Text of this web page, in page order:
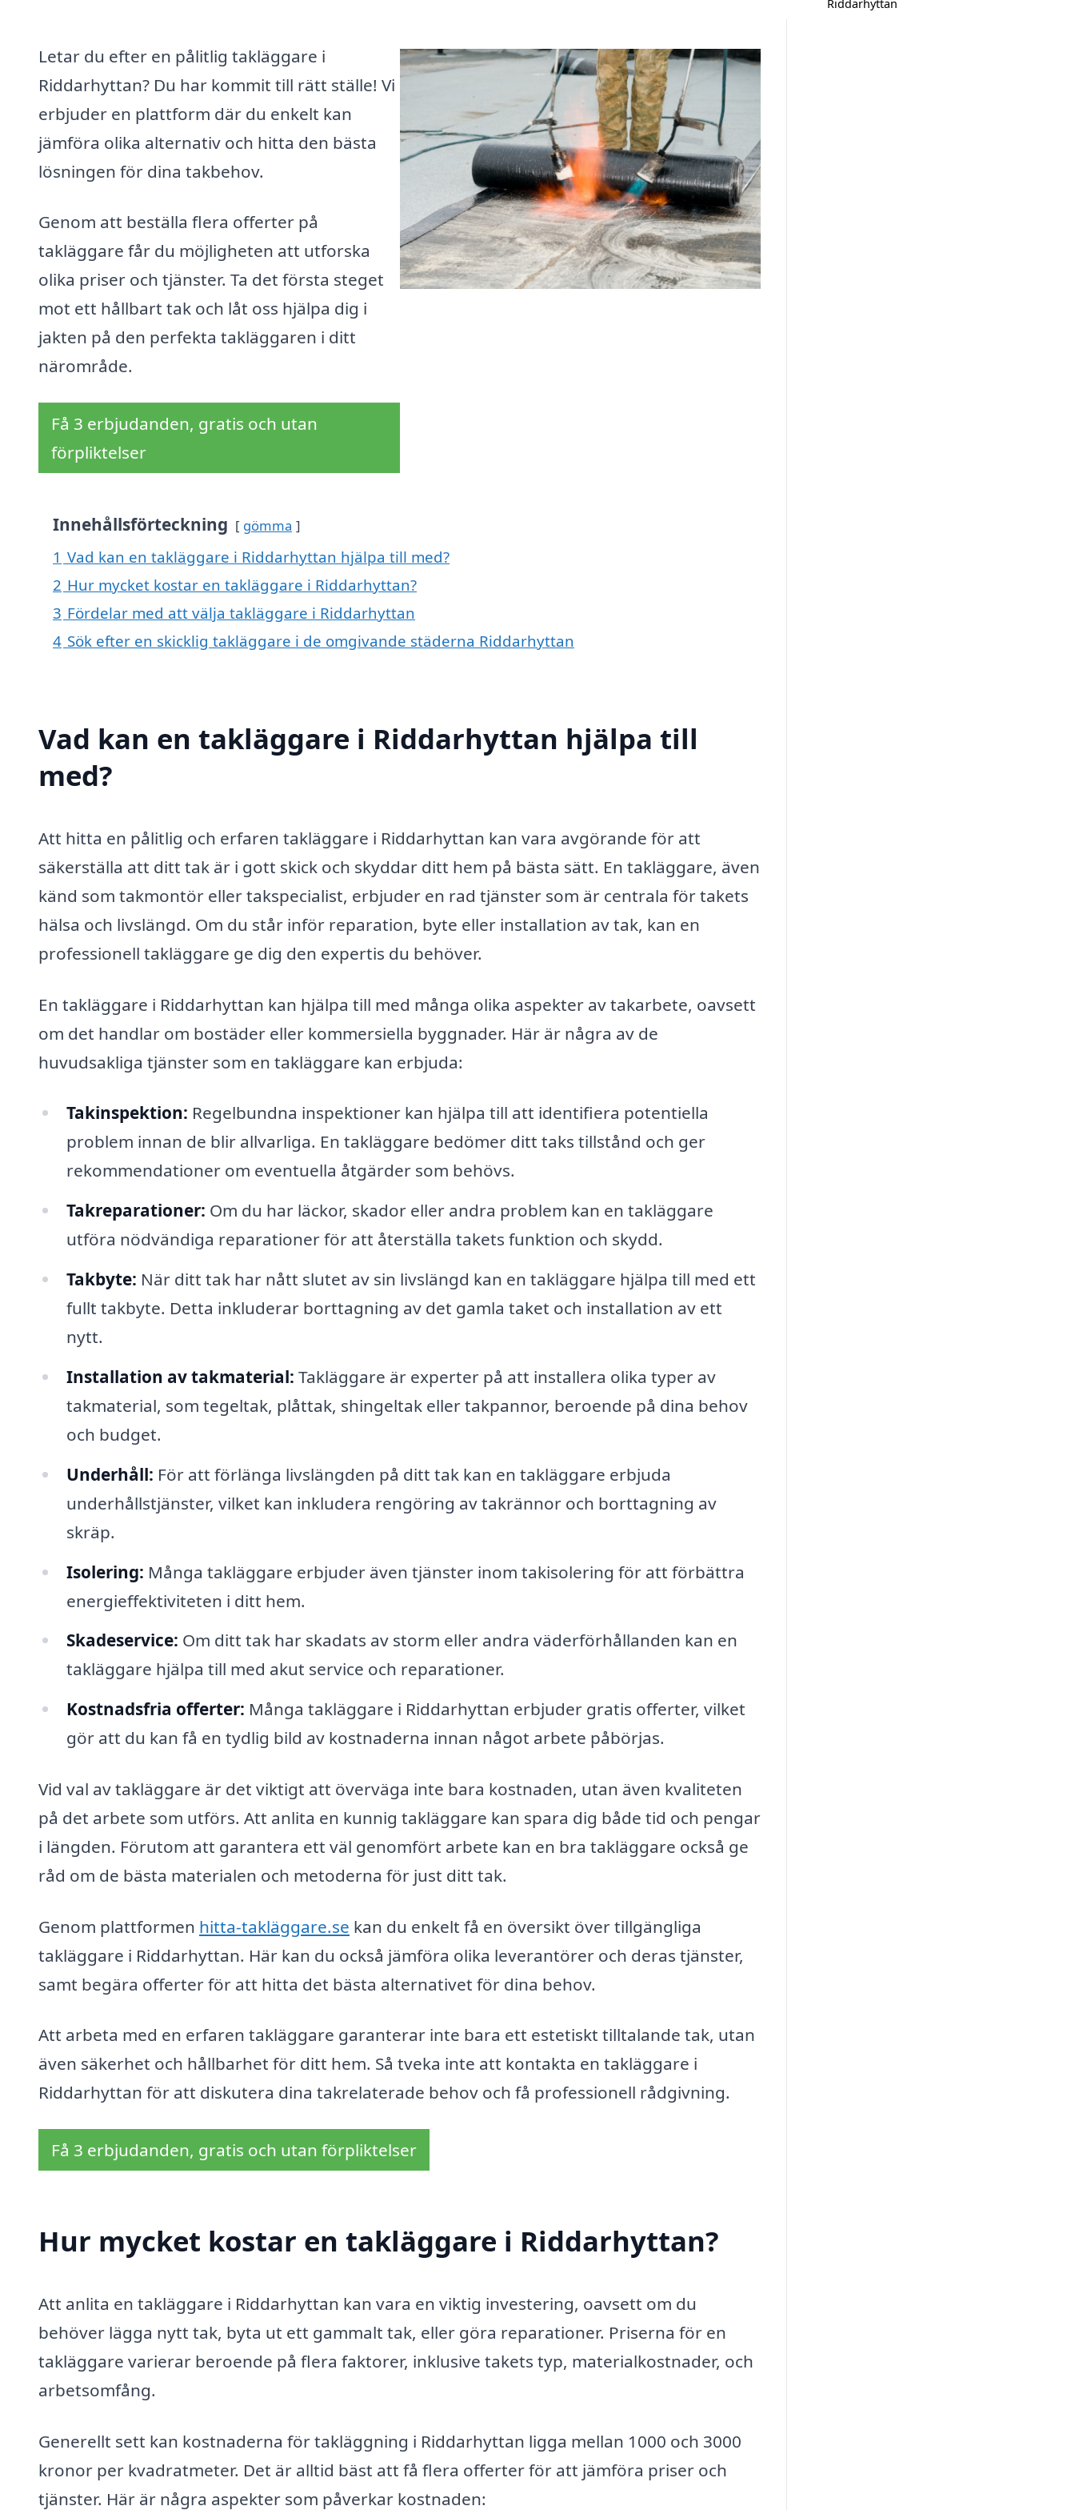
Letar du efter en pålitlig takläggare i
Riddarhyttan? Du har kommit till rätt ställe! Vi
erbjuder en plattform där du enkelt kan
jämföra olika alternativ och hitta den bästa
lösningen för dina takbehov.
Genom att beställa flera offerter på
takläggare får du möjligheten att utforska
olika priser och tjänster. Ta det första steget
mot ett hållbart tak och låt oss hjälpa dig i
jakten på den perfekta takläggaren i ditt
närområde.
Få 3 erbjudanden, gratis och utan
förpliktelser
Innehållsförteckning gömma
1 Vad kan en takläggare i Riddarhyttan hjälpa till med?
2 Hur mycket kostar en takläggare i Riddarhyttan?
3 Fördelar med att välja takläggare i Riddarhyttan
4 Sök efter en skicklig takläggare i de omgivande städerna Riddarhyttan
Vad kan en takläggare i Riddarhyttan hjälpa till
med?
Att hitta en pålitlig och erfaren takläggare i Riddarhyttan kan vara avgörande för att
säkerställa att ditt tak är i gott skick och skyddar ditt hem på bästa sätt. En takläggare, även
känd som takmontör eller takspecialist, erbjuder en rad tjänster som är centrala för takets
hälsa och livslängd. Om du står inför reparation, byte eller installation av tak, kan en
professionell takläggare ge dig den expertis du behöver.
En takläggare i Riddarhyttan kan hjälpa till med många olika aspekter av takarbete, oavsett
om det handlar om bostäder eller kommersiella byggnader. Här är några av de
huvudsakliga tjänster som en takläggare kan erbjuda:
Takinspektion: Regelbundna inspektioner kan hjälpa till att identifiera potentiella
problem innan de blir allvarliga. En takläggare bedömer ditt taks tillstånd och ger
rekommendationer om eventuella åtgärder som behövs.
Takreparationer: Om du har läckor, skador eller andra problem kan en takläggare
utföra nödvändiga reparationer för att återställa takets funktion och skydd.
Takbyte: När ditt tak har nått slutet av sin livslängd kan en takläggare hjälpa till med ett
fullt takbyte. Detta inkluderar borttagning av det gamla taket och installation av ett
nytt.
Installation av takmaterial: Takläggare är experter på att installera olika typer av
takmaterial, som tegeltak, plåttak, shingeltak eller takpannor, beroende på dina behov
och budget.
Underhåll: För att förlänga livslängden på ditt tak kan en takläggare erbjuda
underhållstjänster, vilket kan inkludera rengöring av takrännor och borttagning av
skräp.
Isolering: Många takläggare erbjuder även tjänster inom takisolering för att förbättra
energieffektiviteten i ditt hem.
Skadeservice: Om ditt tak har skadats av storm eller andra väderförhållanden kan en
takläggare hjälpa till med akut service och reparationer.
Kostnadsfria offerter: Många takläggare i Riddarhyttan erbjuder gratis offerter, vilket
gör att du kan få en tydlig bild av kostnaderna innan något arbete påbörjas.
Vid val av takläggare är det viktigt att överväga inte bara kostnaden, utan även kvaliteten
på det arbete som utförs. Att anlita en kunnig takläggare kan spara dig både tid och pengar
i längden. Förutom att garantera ett väl genomfört arbete kan en bra takläggare också ge
råd om de bästa materialen och metoderna för just ditt tak.
Genom plattformen hitta-takläggare.se kan du enkelt få en översikt över tillgängliga
takläggare i Riddarhyttan. Här kan du också jämföra olika leverantörer och deras tjänster,
samt begära offerter för att hitta det bästa alternativet för dina behov.
Att arbeta med en erfaren takläggare garanterar inte bara ett estetiskt tilltalande tak, utan
även säkerhet och hållbarhet för ditt hem. Så tveka inte att kontakta en takläggare i
Riddarhyttan för att diskutera dina takrelaterade behov och få professionell rådgivning.
Få 3 erbjudanden, gratis och utan förpliktelser
Hur mycket kostar en takläggare i Riddarhyttan?
Att anlita en takläggare i Riddarhyttan kan vara en viktig investering, oavsett om du
behöver lägga nytt tak, byta ut ett gammalt tak, eller göra reparationer. Priserna för en
takläggare varierar beroende på flera faktorer, inklusive takets typ, materialkostnader, och
arbetsomfång.
Generellt sett kan kostnaderna för takläggning i Riddarhyttan ligga mellan 1000 och 3000
kronor per kvadratmeter. Det är alltid bäst att få flera offerter för att jämföra priser och
tjänster. Här är några aspekter som påverkar kostnaden:
Riddarhyttan